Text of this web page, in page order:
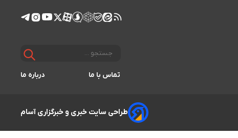
تماس با ما درباره ما
طراحی سایت خبری و خبرگزاری آسام